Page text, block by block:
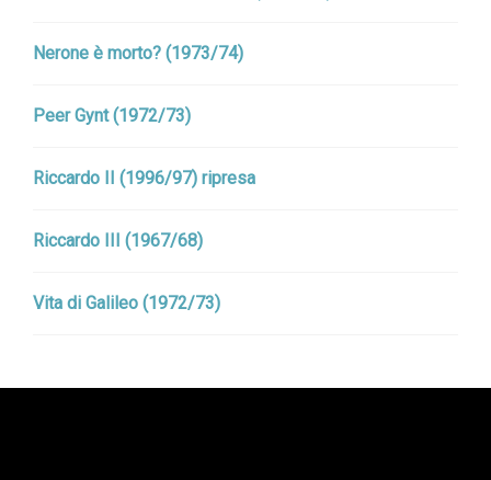
Nerone è morto? (1973/74)
Peer Gynt (1972/73)
Riccardo II (1996/97) ripresa
Riccardo III (1967/68)
Vita di Galileo (1972/73)